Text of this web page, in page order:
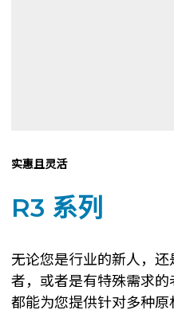
实惠且灵活
R3 系列
无论您是行业的新人，
者，或者是有特殊需求
都能为您提供针对多种